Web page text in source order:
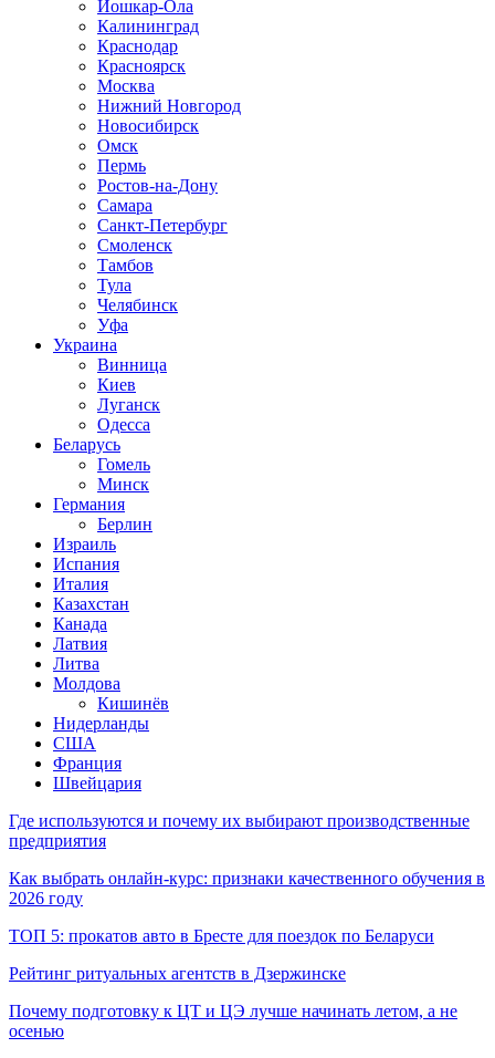
Йошкар-Ола
Калининград
Краснодар
Красноярск
Москва
Нижний Новгород
Новосибирск
Омск
Пермь
Ростов-на-Дону
Самара
Санкт-Петербург
Смоленск
Тамбов
Тула
Челябинск
Уфа
Украина
Винница
Киев
Луганск
Одесса
Беларусь
Гомель
Минск
Германия
Берлин
Израиль
Испания
Италия
Казахстан
Канада
Латвия
Литва
Молдова
Кишинёв
Нидерланды
США
Франция
Швейцария
Где используются и почему их выбирают производственные
предприятия
Как выбрать онлайн-курс: признаки качественного обучения в
2026 году
ТОП 5: прокатов авто в Бресте для поездок по Беларуси
Рейтинг ритуальных агентств в Дзержинске
Почему подготовку к ЦТ и ЦЭ лучше начинать летом, а не
осенью